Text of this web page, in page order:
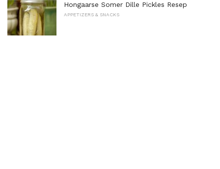
Hongaarse Somer Dille Pickles Resep
APPETIZERS & SNACKS